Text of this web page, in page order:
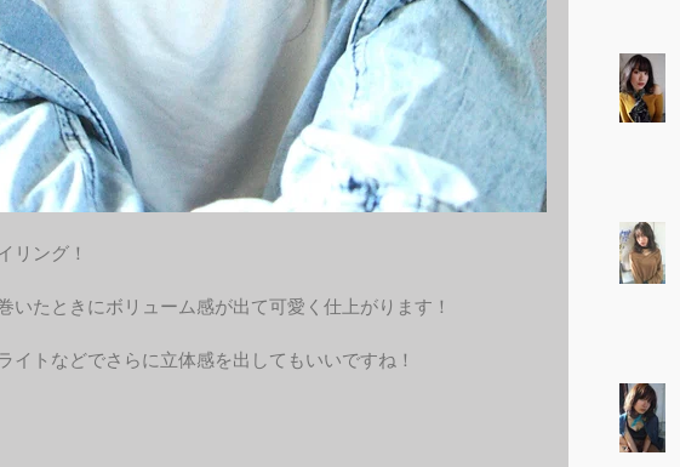
リング！
いたときにボリューム感が出て可愛く仕上がります！
イトなどでさらに立体感を出してもいいですね！